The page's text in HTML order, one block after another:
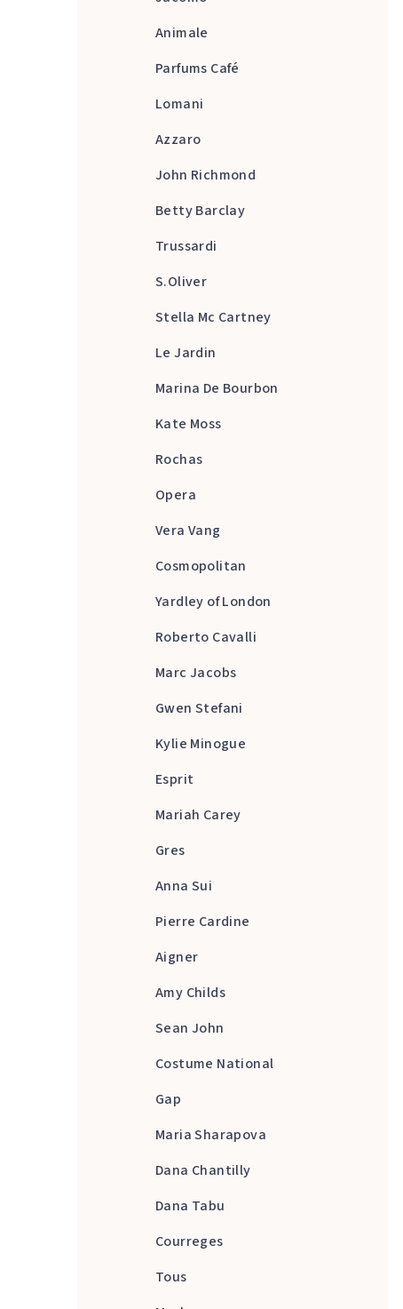
Animale
Parfums Café
Lomani
Azzaro
John Richmond
Betty Barclay
Trussardi
S.Oliver
Stella Mc Cartney
Le Jardin
Marina De Bourbon
Kate Moss
Rochas
Opera
Vera Vang
Cosmopolitan
Yardley of London
Roberto Cavalli
Marc Jacobs
Gwen Stefani
Kylie Minogue
Esprit
Mariah Carey
Gres
Anna Sui
Pierre Cardine
Aigner
Amy Childs
Sean John
Costume National
Gap
Maria Sharapova
Dana Chantilly
Dana Tabu
Courreges
Tous